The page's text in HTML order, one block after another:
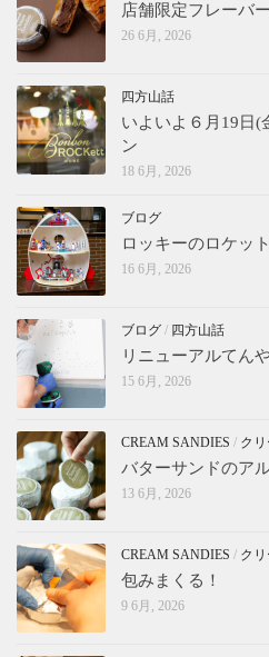
店舗限定フレーバー
26 6月, 2026
四方山話
いよいよ６月19日(
ン
18 6月, 2026
ブログ
ロッキーのロケッ
16 6月, 2026
ブログ / 四方山話
リニューアルてん
15 6月, 2026
CREAM SANDIES / ク
バターサンドのア
13 6月, 2026
CREAM SANDIES / ク
包みまくる！
9 6月, 2026